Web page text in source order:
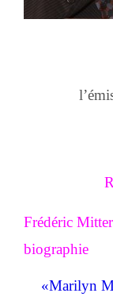
Frédéric
biographie
«Marilyn